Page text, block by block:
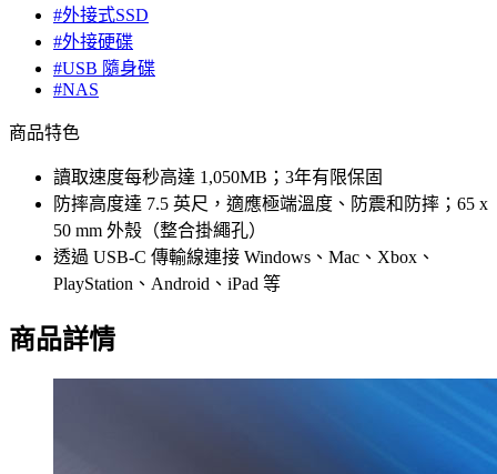
#外接式SSD
#外接硬碟
#USB 隨身碟
#NAS
商品特色
讀取速度每秒高達 1,050MB；3年有限保固
防摔高度達 7.5 英尺，適應極端溫度、防震和防摔；65 x
50 mm 外殼（整合掛繩孔）
透過 USB-C 傳輸線連接 Windows、Mac、Xbox、
PlayStation、Android、iPad 等
商品詳情